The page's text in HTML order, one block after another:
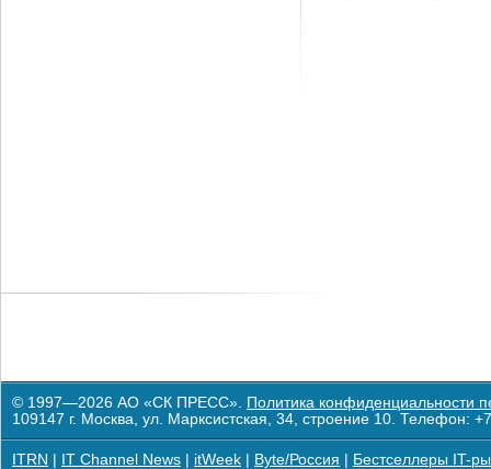
© 1997—2026 АО «СК ПРЕСС». Политика конфиденциальности
109147 г. Москва, ул. Марксистская, 34, строение 10. Телефон:
ITRN IT Channel News itWeek Byte/Россия Бестселлеры IT-